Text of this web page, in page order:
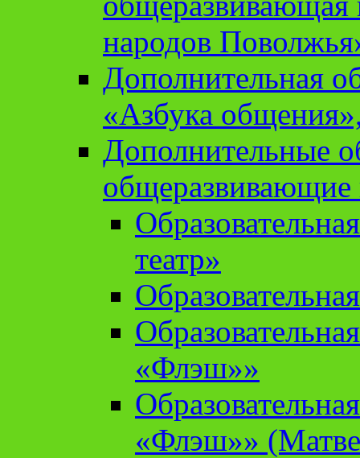
народов
Дополнительная
«Азбука
Дополнительные
театр»
«Флэш»»
«Флэш»»